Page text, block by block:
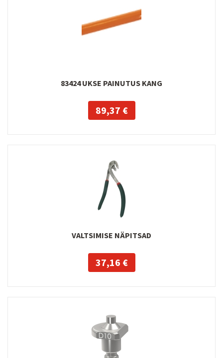
83424 UKSE PAINUTUS KANG
89,37 €
VALTSIMISE NÄPITSAD
37,16 €